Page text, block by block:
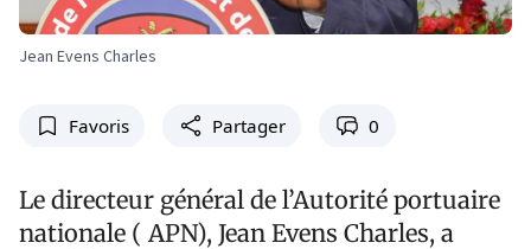
Jean Evens Charles
Favoris Partager 0
Le directeur général de l’Autorité portuaire
nationale ( APN), Jean Evens Charles, a